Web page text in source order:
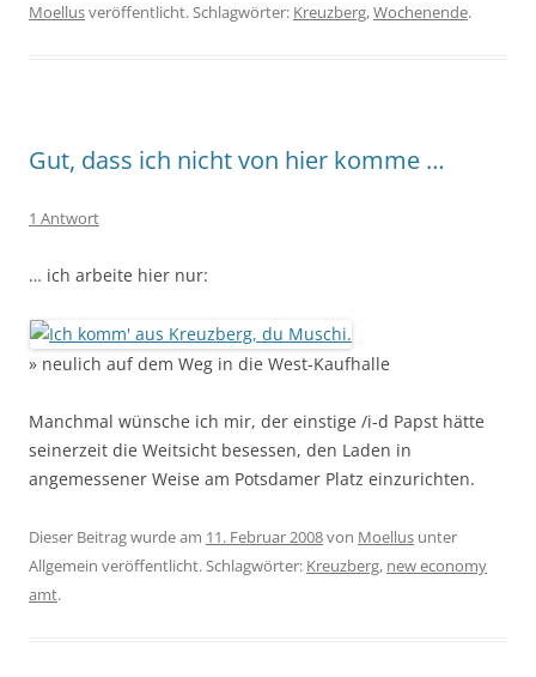
Moellusveröffentlicht. Schlagwörter: Kreuzberg,Wochenende.
Gut, dass ich nicht von hier komme …
1 Antwort
… ich arbeite hier nur:
» neulich auf dem Weg in die West-Kaufhalle
Manchmal wünsche ich mir, der einstige /i-d Papst hätte
seinerzeit die Weitsicht besessen, den Laden in
angemessener Weise am Potsdamer Platz einzurichten.
Dieser Beitrag wurde am 11. Februar 2008von Moellus unter
Allgemein veröffentlicht. Schlagwörter: Kreuzberg, new economy
amt.